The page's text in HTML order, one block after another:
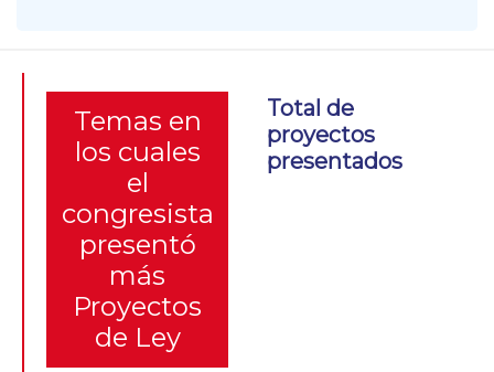
Temas en
los cuales
el
congresista
presentó
más
Proyectos
de Ley
Total de
proyectos
presentados